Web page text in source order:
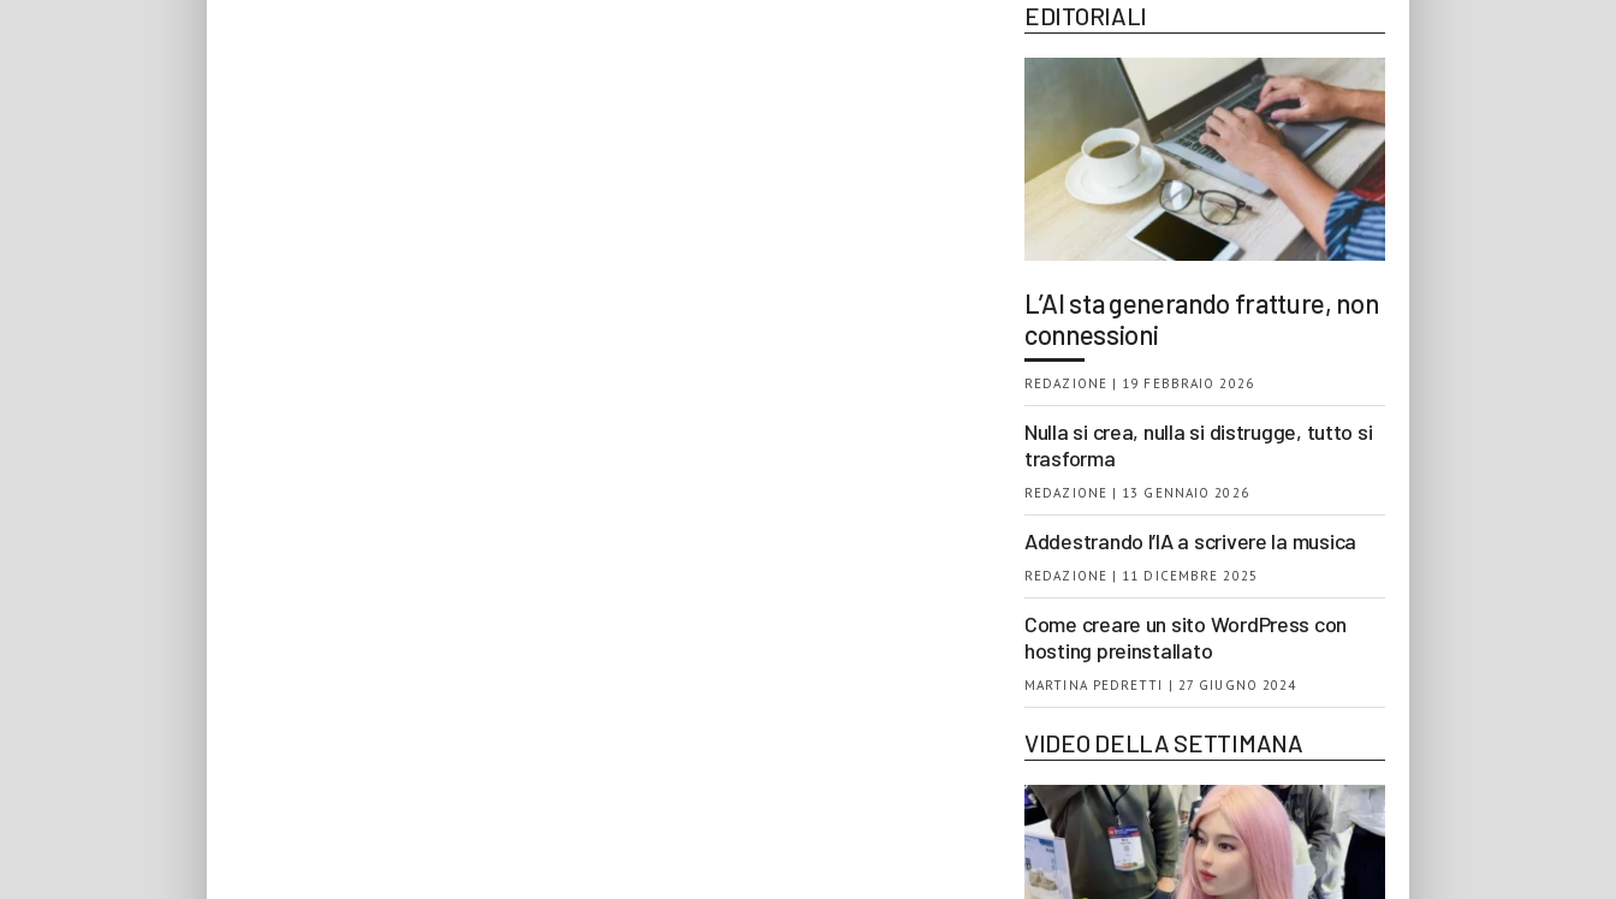
EDITORIALI
L’AI sta generando fratture, non
connessioni
REDAZIONE | 19 FEBBRAIO 2026
Nulla si crea, nulla si distrugge, tutto si
trasforma
REDAZIONE | 13 GENNAIO 2026
Addestrando l’IA a scrivere la musica
REDAZIONE | 11 DICEMBRE 2025
Come creare un sito WordPress con
hosting preinstallato
MARTINA PEDRETTI | 27 GIUGNO 2024
VIDEO DELLA SETTIMANA